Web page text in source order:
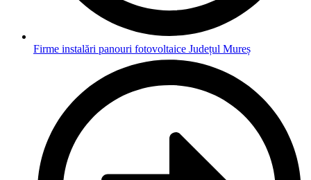
Firme instalări panouri fotovoltaice Județul Mureș